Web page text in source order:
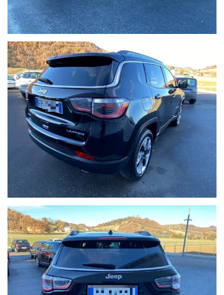
NON HAI TROVATO
L'AUTO CHE CERCHI?
Compila il modulo e ti contatteremo
appena l'auto che cerchi sarà
disponibile